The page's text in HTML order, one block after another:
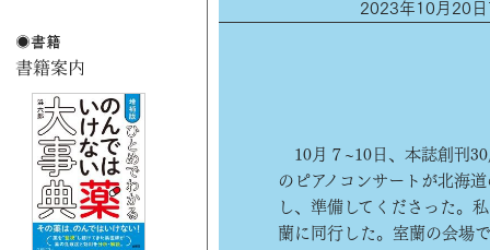
2023年10月20
10月７~10日、本誌創刊30
のピアノコンサートが北海
し、準備してくださった。
蘭に同行した。室蘭の会場